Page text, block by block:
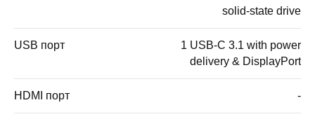
solid-state drive
USB порт
1 USB-C 3.1 with power
delivery & DisplayPort
HDMI порт -